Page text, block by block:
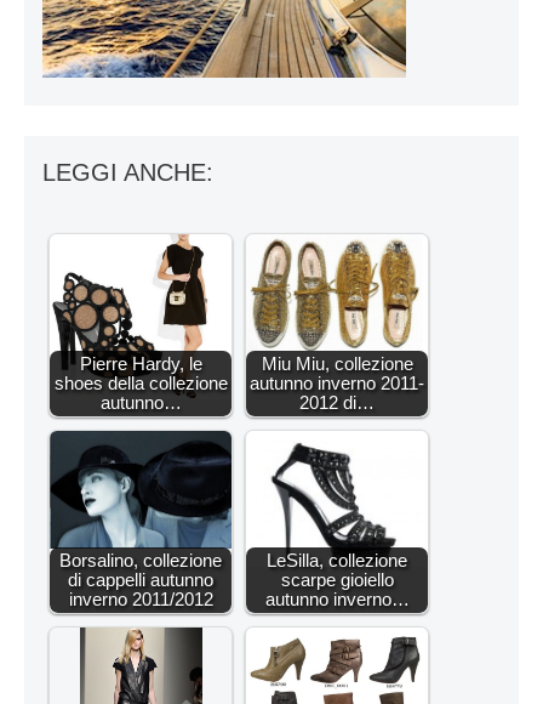
LEGGI ANCHE:
Pierre Hardy, le
shoes della collezione
autunno…
Miu Miu, collezione
autunno inverno 2011-
2012 di…
Borsalino, collezione
di cappelli autunno
inverno 2011/2012
LeSilla, collezione
scarpe gioiello
autunno inverno…